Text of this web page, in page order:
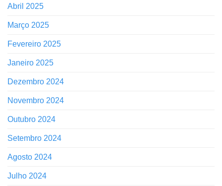
Abril 2025
Março 2025
Fevereiro 2025
Janeiro 2025
Dezembro 2024
Novembro 2024
Outubro 2024
Setembro 2024
Agosto 2024
Julho 2024